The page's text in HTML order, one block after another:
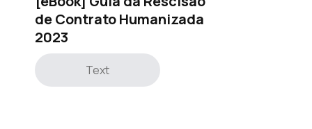
de Contrato Humanizada
2023
Text